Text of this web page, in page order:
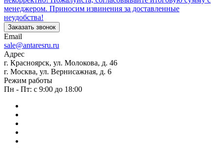
менеджером. Приносим извинения за доставленные
неудобства!
Заказать звонок
Email
sale@antaresru.ru
Адрес
г. Красноярск, ул. Молокова, д. 46
г. Москва, ул. Вернисажная, д. 6
Режим работы
Пн - Пт: с 9:00 до 18:00